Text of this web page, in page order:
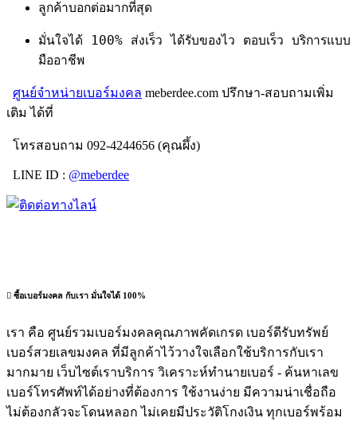
ลูกค้าบอกต่อมากที่สุด
มั่นใจได้ 100% ส่งเร็ว ได้รับของไว ตอบเร็ว บริการแบบ
มืออาชีพ
ศูนย์จำหน่ายเบอร์มงคล meberdee.com ปรึกษา-สอบถามเพิ่ม
เติม ได้ที่
โทรสอบถาม 092-4244656 (คุณผึ้ง)
LINE ID : @meberdee
ซื้อเบอร์มงคล กับเรา มั่นใจได้ 100%
เรา คือ ศูนย์รวมเบอร์มงคลคุณภาพคัดเกรด เบอร์ดีรับทรัพย์
เบอร์สวยเลขมงคล ที่มีลูกค้าไว้วางใจเลือกใช้บริการกับเรา
มากมาย เว็บไซต์เราบริการ วิเคราะห์ทำนายเบอร์ - ค้นหาเลข
เบอร์โทรศัพท์ได้อย่างที่ต้องการ ใช้งานง่าย มีความน่าเชื่อถือ
ไม่ต้องกลัวจะโดนหลอก ไม่เคยมีประวัติโกงเงิน ทุกเบอร์พร้อม